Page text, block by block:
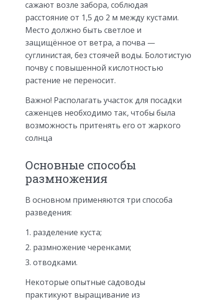
сажают возле забора, соблюдая
расстояние от 1,5 до 2 м между кустами.
Место должно быть светлое и
защищённое от ветра, а почва —
суглинистая, без стоячей воды. Болотистую
почву с повышенной кислотностью
растение не переносит.
Важно! Располагать участок для посадки
саженцев необходимо так, чтобы была
возможность притенять его от жаркого
солнца
Основные способы
размножения
В основном применяются три способа
разведения:
разделение куста;
размножение черенками;
отводками.
Некоторые опытные садоводы
практикуют выращивание из